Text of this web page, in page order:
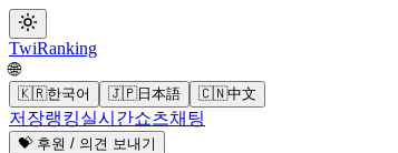
TwiRanking
🌐
🇰🇷한국어 🇯🇵日本語 🇨🇳中文
저장랭킹실시간쇼츠채팅
💝 후원 / 의견 보내기